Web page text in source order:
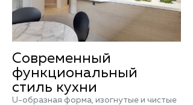
Современный
функциональный
стиль кухни
U-образная форма, изогнутые и чистые